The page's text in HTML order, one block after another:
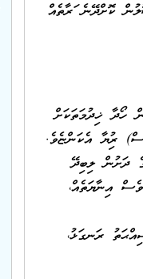
ނިޔަލަށް ކޮންޓްރެކްޓް އުސޫލުން ކޮށްދޭނެ ފަރާތެއް
ހޯދާ ޚިދުމަތަކަށް
ސްކޫލުން ދޭނީ، މަސައްކަތުގެ އަގަށް ކަނޑައެޅިފައިވާ މަހަކު 5000 (ފަސްހާސް) ރުފިޔާ އެކަންޏެވެ.
ދަށުން ލިބިދޭ
އިނާޔަތެއް،
ދަންނަ، ޢުމުރުން 65 އަހަރުންދަށުގެ، ޞިއްޙަތު ރަނގަޅު،